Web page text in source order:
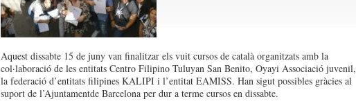
Aquest dissabte 15 de juny van finalitzar els vuit cursos de català organitzats amb la
col·laboració de les entitats Centro Filipino Tuluyan San Benito, Oyayi Associació juvenil,
la federació d’entitats filipines KALIPI i l’entitat EAMISS. Han sigut possibles gràcies al
suport de l’Ajuntamentde Barcelona per dur a terme cursos en dissabte.